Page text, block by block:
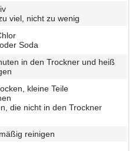
viel, nicht zu wenig
Soda
in den Trockner und heiß
kleine Teile
die nicht in den Trockner
reinigen